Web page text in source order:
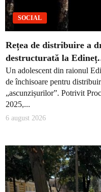
SOCIAL
Rețea de distribuire a
destructurată la
Un adolescent din raionul
de închisoare pentru
„ascunzișurilor”. Potrivit
2025,...
6 august 2026